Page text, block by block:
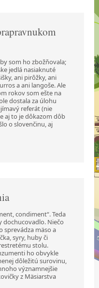
som ho zbožňovala;
jedlá nasiaknuté
ani pirôžky, ani
a ani langoše. Ale
rokov som ešte na
dostala za úlohu
referát (nie
aj to je dôkazom dôb
o slovenčinu, aj
condiment“. Teda
dochucovadlo. Niečo
sprevádza mäso a
syry, huby či
stolu.
ho obvykle
dôležitú surovinu,
významnejšie
z Mäsiarstva